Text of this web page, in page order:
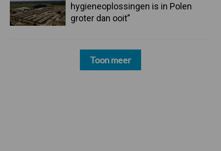
hygieneoplossingen is in Polen
groter dan ooit”
Toon meer